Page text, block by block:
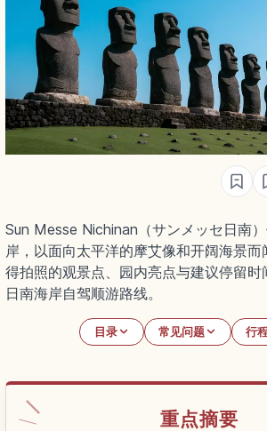
Sun Messe Nichinan（サンメッセ日南
岸，以面向太平洋的摩艾像和开阔海景
得拍照的观景点、园内亮点与建议停留
日南海岸自驾顺游路线。
目录 常见问题 行
重点摘要